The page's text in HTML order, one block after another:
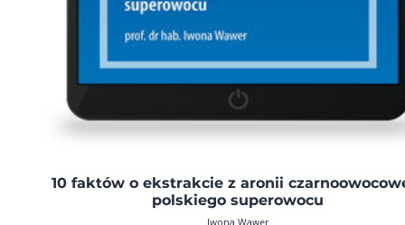
10 faktów o ekstrakcie z aronii
polskiego superowocu